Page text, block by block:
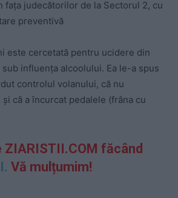
fața judecătorilor de la Sectorul 2, cu
preventivă
este cercetată pentru ucidere din
influența alcoolului. Ea le-a spus
controlul volanului, că nu
că a încurcat pedalele (frâna cu
făcând
Vă mulțumim!